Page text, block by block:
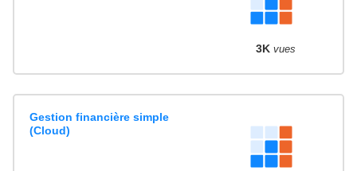
3K vues
Gestion financière simple
(Cloud)